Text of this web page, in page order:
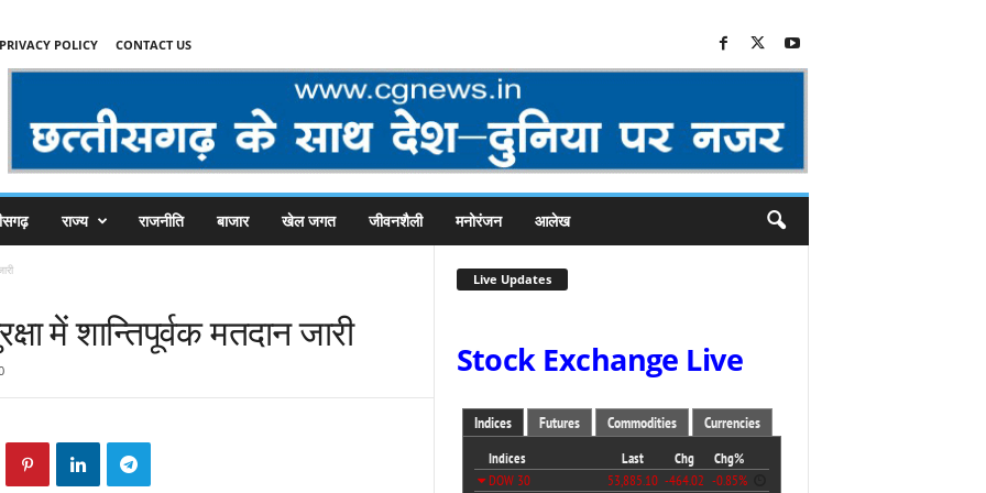
PRIVACY POLICY CONTACT US
राज्य राजनीति बाजार खेल जगत जीवनशैली मनोरंजन आलेख
में शान्तिपूर्वक मतदान जारी
Live Updates
Stock Exchange Live